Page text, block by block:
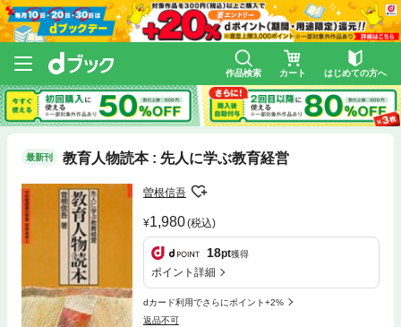
作品検索 カート はじめての方へ
最新刊 教育人物読本 : 先人に学ぶ教育経営
曽根信吾
1,980(税込)
18pt獲得
ポイント詳細
dカード利用でさらにポイント+2%
返品不可